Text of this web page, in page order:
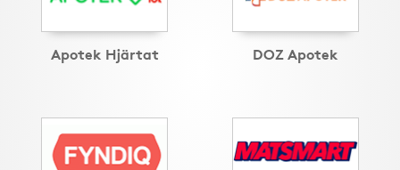
Apotek Hjärtat DOZ Apotek